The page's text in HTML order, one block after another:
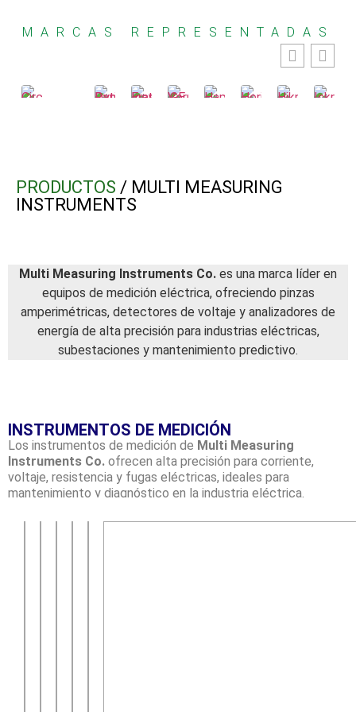
MARCAS REPRESENTADAS
PRODUCTOS / MULTI MEASURING
INSTRUMENTS
Multi Measuring Instruments Co. es una marca líder en
equipos de medición eléctrica, ofreciendo pinzas
amperimétricas, detectores de voltaje y analizadores de
energía de alta precisión para industrias eléctricas,
subestaciones y mantenimiento predictivo.
INSTRUMENTOS DE MEDICIÓN
Los instrumentos de medición de Multi Measuring
Instruments Co. ofrecen alta precisión para corriente,
voltaje, resistencia y fugas eléctricas, ideales para
mantenimiento y diagnóstico en la industria eléctrica.